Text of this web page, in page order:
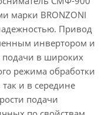
марки BRONZONI
Привод
инвертором и
подачи в широких
режима обработки
и в середине
подачи